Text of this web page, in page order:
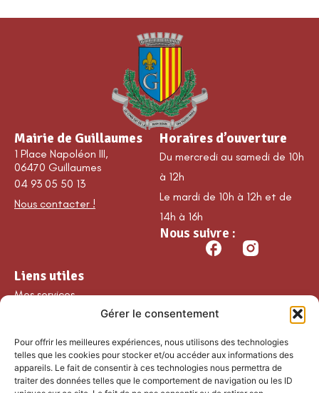
Gérer le consentement
Pour offrir les meilleures expériences, nous utilisons des technologies
telles que les cookies pour stocker et/ou accéder aux informations des
appareils. Le fait de consentir à ces technologies nous permettra de
traiter des données telles que le comportement de navigation ou les ID
Mairie de Guillaumes
1 Place Napoléon III,
06470 Guillaumes
04 93 05 50 13
Nous contacter !
Horaires d’ouverture
Du mercredi au samedi de 10h
à 12h
Le mardi de 10h à 12h et de
14h à 16h
Nous suivre :
Liens utiles
Mes services
Nos loisirs
Agenda